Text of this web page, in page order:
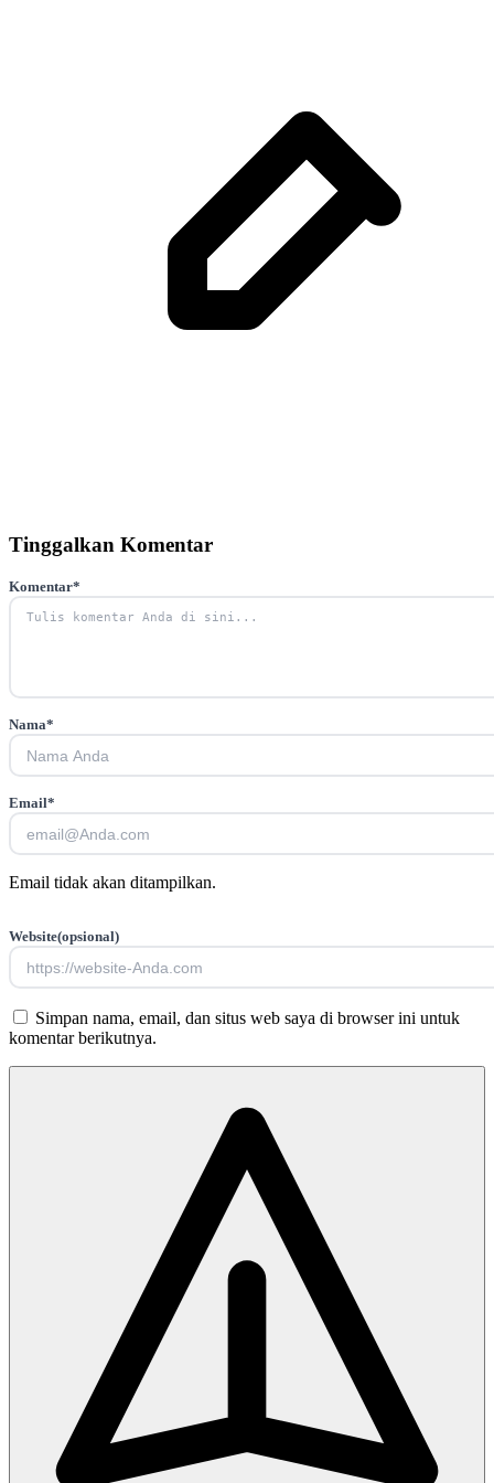
Tinggalkan Komentar
Komentar*
Nama*
Email*
Email tidak akan ditampilkan.
Website(opsional)
Simpan nama, email, dan situs web saya di browser ini untuk
komentar berikutnya.